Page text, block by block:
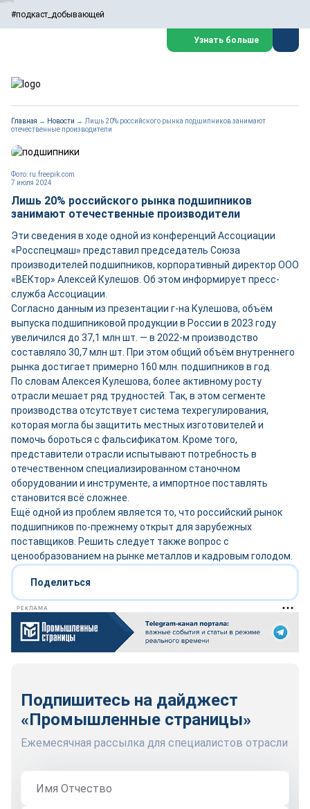
#подкаст_добывающей
Узнать больше
Главная → Новости → Лишь 20% российского рынка подшипников занимают
отечественные производители
7 июля 2024
Фото: ru.freepik.com
Лишь 20% российского рынка подшипников
занимают отечественные производители
Эти сведения в ходе одной из конференций Ассоциации
«Росспецмаш» представил председатель Союза
производителей подшипников, корпоративный директор ООО
«ВЕКтор» Алексей Кулешов. Об этом информирует пресс-
служба Ассоциации.
Согласно данным из презентации г-на Кулешова, объём
выпуска подшипниковой продукции в России в 2023 году
увеличился до 37,1 млн шт. — в 2022-м производство
составляло 30,7 млн шт. При этом общий объём внутреннего
рынка достигает примерно 160 млн. подшипников в год.
По словам Алексея Кулешова, более активному росту
отрасли мешает ряд трудностей. Так, в этом сегменте
производства отсутствует система техрегулирования,
которая могла бы защитить местных изготовителей и
помочь бороться с фальсификатом. Кроме того,
представители отрасли испытывают потребность в
отечественном специализированном станочном
оборудовании и инструменте, а импортное поставлять
становится всё сложнее.
Ещё одной из проблем является то, что российский рынок
подшипников по-прежнему открыт для зарубежных
поставщиков. Решить следует также вопрос с
ценообразованием на рынке металлов и кадровым голодом.
Поделиться
РЕКЛАМА
Подпишитесь на дайджест
«Промышленные страницы»
Ежемесячная рассылка для специалистов отрасли